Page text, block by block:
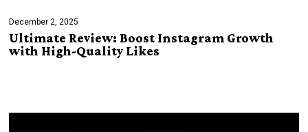
December 2, 2025
Ultimate Review: Boost Instagram Growth
with High-Quality Likes